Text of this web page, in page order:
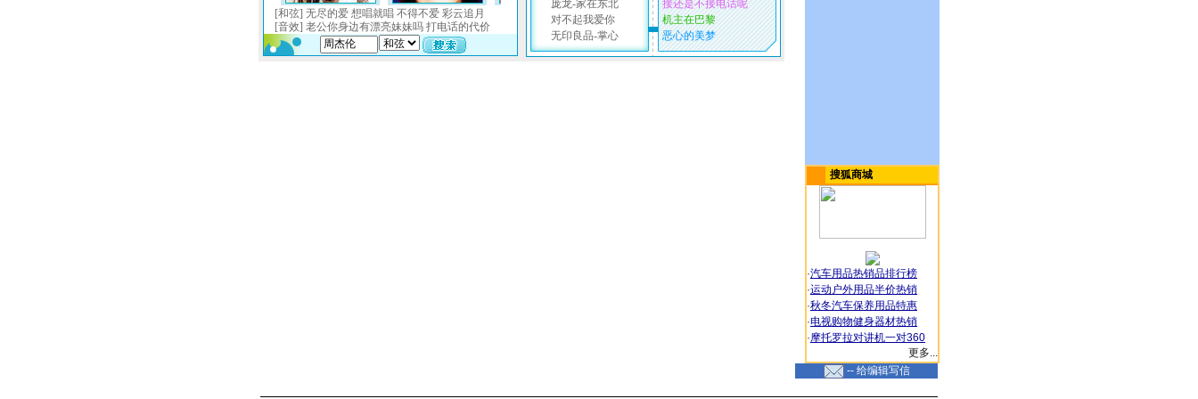
搜狐商城
·汽车用品热销品排行榜
·运动户外用品半价热销
·秋冬汽车保养用品特惠
·电视购物健身器材热销
·摩托罗拉对讲机一对360
更多...
-- 给编辑写信